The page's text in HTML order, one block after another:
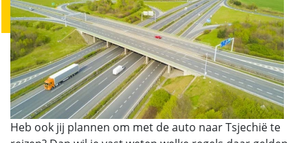
Heb ook jij plannen om met de auto naar Tsjechië te